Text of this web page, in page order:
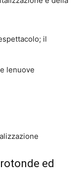
il
lenuove
ed